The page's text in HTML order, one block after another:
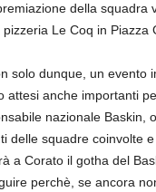
della squadra
Le Coq in Piazza
solo dunque, un evento
attesi anche importanti
nazionale Baskin,
delle squadre coinvolte
a Corato il gotha del
perchè, se ancora